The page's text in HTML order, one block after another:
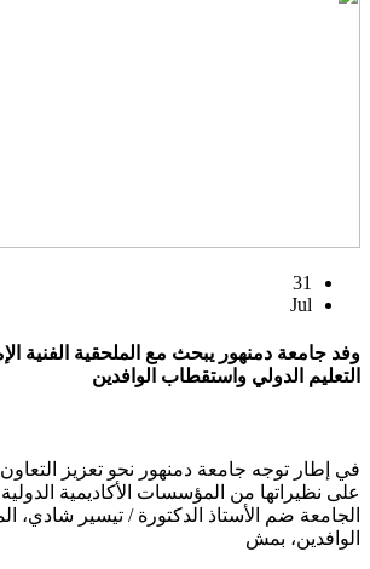
31
Jul
وفد جامعة دمنهور يبحث مع الملحقية الفنية
التعليم الدولي واستقطاب الوافدين
في إطار توجه جامعة دمنهور نحو تعزيز التعاون
على نظيراتها من المؤسسات الأكاديمية
الجامعة ضم الأستاذ الدكتورة / تيسير شادي،
الوافدين، بمش